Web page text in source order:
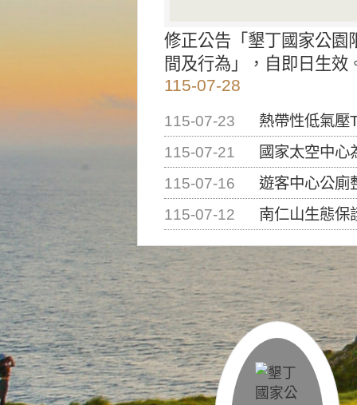
修正公告「墾丁國家公園
間及行為」，自即日生效
115-07-28
115-07-23
熱帶性低氣壓
115-07-21
國家太空中心為辦理
115-07-16
遊客中心公廁
115-07-12
南仁山生態保護區步道已完成